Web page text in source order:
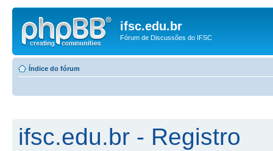
ifsc.edu.br
Fórum de Discussões do IFSC
Índice do fórum
ifsc.edu.br - Registro